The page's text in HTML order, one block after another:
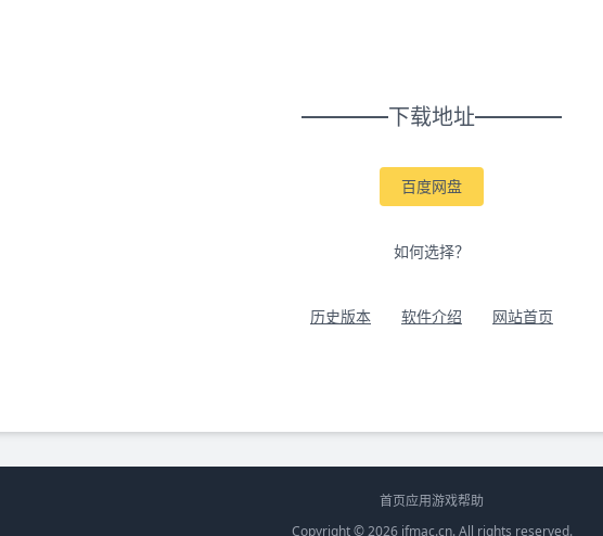
下载地址
百度网盘
如何选择？
历史版本 软件介绍 网站首页
首页应用游戏帮助
Copyright © 2026 ifmac.cn. All rights reserved.